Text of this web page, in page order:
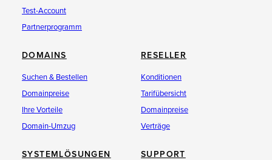
Test-Account
Partnerprogramm
DOMAINS
Suchen & Bestellen
Domainpreise
Ihre Vorteile
Domain-Umzug
RESELLER
Konditionen
Tarifübersicht
Domainpreise
Verträge
SYSTEMLÖSUNGEN SUPPORT